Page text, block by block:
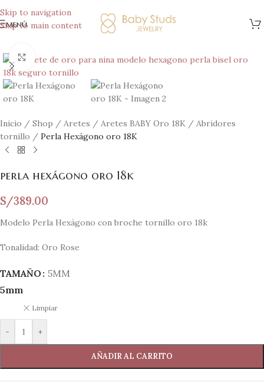
Skip to navigation
Skip to main content
menú
Clic para ampliar
Inicio / Shop / Aretes / Aretes BABY Oro 18K / Abridores
tornillo / Perla Hexágono oro 18K
perla hexágono oro 18k
S/389.00
Modelo Perla Hexágono con broche tornillo oro 18k
Tonalidad: Oro Rose
TAMAÑO 5MM
5mm
Limpiar
- +
AÑADIR AL CARRITO